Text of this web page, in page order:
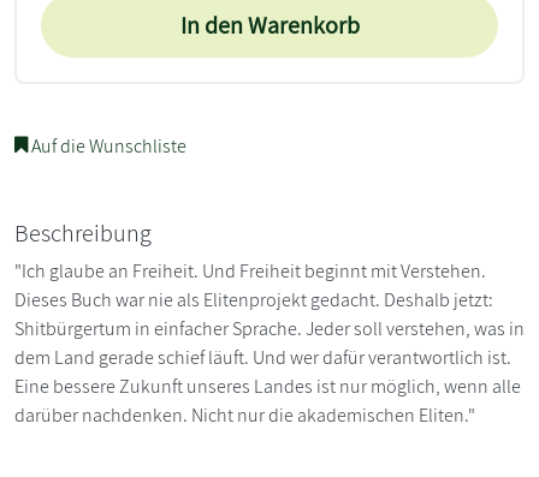
In den Warenkorb
Auf die Wunschliste
Beschreibung
"Ich glaube an Freiheit. Und Freiheit beginnt mit Verstehen.
Dieses Buch war nie als Elitenprojekt gedacht. Deshalb jetzt:
Shitbürgertum in einfacher Sprache. Jeder soll verstehen, was in
dem Land gerade schief läuft. Und wer dafür verantwortlich ist.
Eine bessere Zukunft unseres Landes ist nur möglich, wenn alle
darüber nachdenken. Nicht nur die akademischen Eliten."